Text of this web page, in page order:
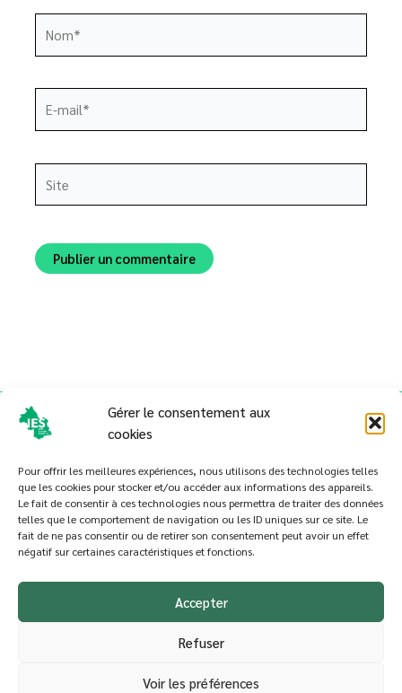
Gérer le consentement aux
cookies
Pour offrir les meilleures expériences, nous utilisons des technologies telles
que les cookies pour stocker et/ou accéder aux informations des appareils.
Le fait de consentir à ces technologies nous permettra de traiter des données
telles que le comportement de navigation ou les ID uniques sur ce site. Le
fait de ne pas consentir ou de retirer son consentement peut avoir un effet
négatif sur certaines caractéristiques et fonctions.
Accepter
Refuser
Voir les préférences
mail*
Politique de cookies (UE)
Conditions générales
Presse